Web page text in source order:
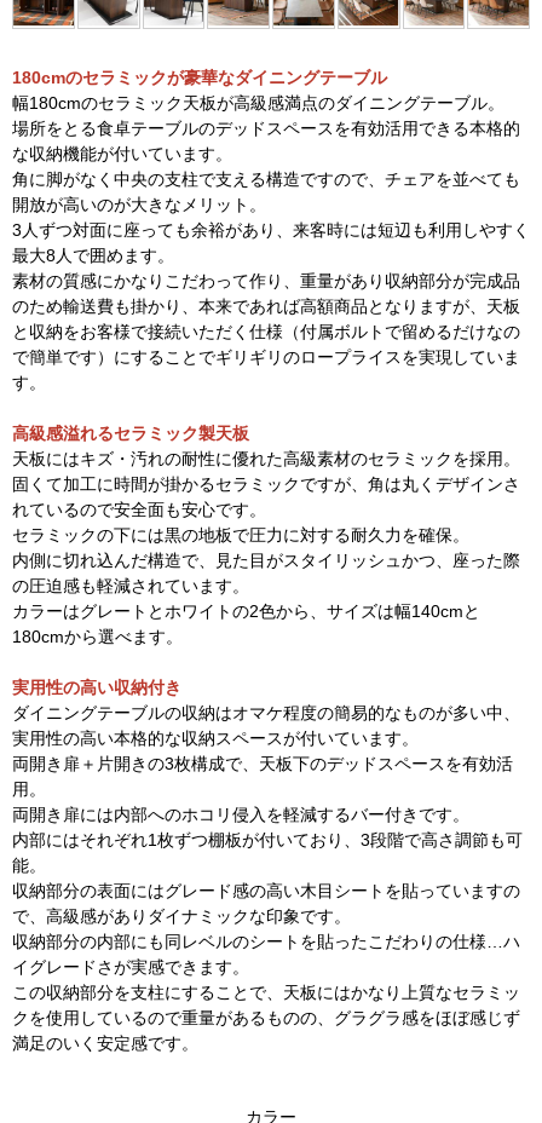
180cmのセラミックが豪華なダイニングテーブル
幅180cmのセラミック天板が高級感満点のダイニングテーブル。
場所をとる食卓テーブルのデッドスペースを有効活用できる本格的
な収納機能が付いています。
角に脚がなく中央の支柱で支える構造ですので、チェアを並べても
開放が高いのが大きなメリット。
3人ずつ対面に座っても余裕があり、来客時には短辺も利用しやすく
最大8人で囲めます。
素材の質感にかなりこだわって作り、重量があり収納部分が完成品
のため輸送費も掛かり、本来であれば高額商品となりますが、天板
と収納をお客様で接続いただく仕様（付属ボルトで留めるだけなの
で簡単です）にすることでギリギリのロープライスを実現していま
す。
高級感溢れるセラミック製天板
天板にはキズ・汚れの耐性に優れた高級素材のセラミックを採用。
固くて加工に時間が掛かるセラミックですが、角は丸くデザインさ
れているので安全面も安心です。
セラミックの下には黒の地板で圧力に対する耐久力を確保。
内側に切れ込んだ構造で、見た目がスタイリッシュかつ、座った際
の圧迫感も軽減されています。
カラーはグレートとホワイトの2色から、サイズは幅140cmと
180cmから選べます。
実用性の高い収納付き
ダイニングテーブルの収納はオマケ程度の簡易的なものが多い中、
実用性の高い本格的な収納スペースが付いています。
両開き扉＋片開きの3枚構成で、天板下のデッドスペースを有効活
用。
両開き扉には内部へのホコリ侵入を軽減するバー付きです。
内部にはそれぞれ1枚ずつ棚板が付いており、3段階で高さ調節も可
能。
収納部分の表面にはグレード感の高い木目シートを貼っていますの
で、高級感がありダイナミックな印象です。
収納部分の内部にも同レベルのシートを貼ったこだわりの仕様…ハ
イグレードさが実感できます。
この収納部分を支柱にすることで、天板にはかなり上質なセラミッ
クを使用しているので重量があるものの、グラグラ感をほぼ感じず
満足のいく安定感です。
カラー